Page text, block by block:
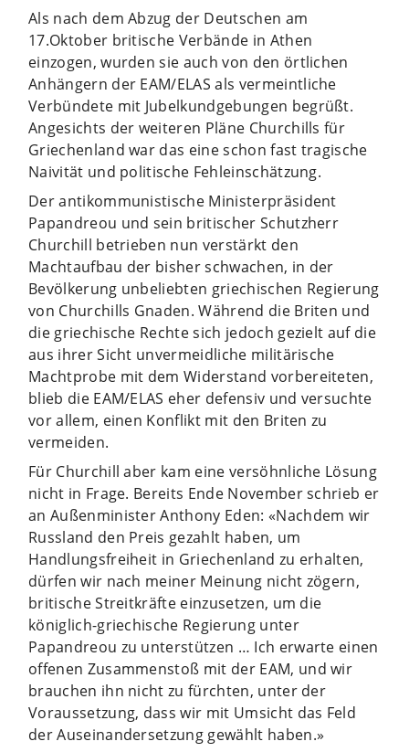
Als nach dem Abzug der Deutschen am
17.Oktober britische Verbände in Athen
einzogen, wurden sie auch von den örtlichen
Anhängern der EAM/ELAS als vermeintliche
Verbündete mit Jubelkundgebungen begrüßt.
Angesichts der weiteren Pläne Churchills für
Griechenland war das eine schon fast tragische
Naivität und politische Fehleinschätzung.
Der antikommunistische Ministerpräsident
Papandreou und sein britischer Schutzherr
Churchill betrieben nun verstärkt den
Machtaufbau der bisher schwachen, in der
Bevölkerung unbeliebten griechischen Regierung
von Churchills Gnaden. Während die Briten und
die griechische Rechte sich jedoch gezielt auf die
aus ihrer Sicht unvermeidliche militärische
Machtprobe mit dem Widerstand vorbereiteten,
blieb die EAM/ELAS eher defensiv und versuchte
vor allem, einen Konflikt mit den Briten zu
vermeiden.
Für Churchill aber kam eine versöhnliche Lösung
nicht in Frage. Bereits Ende November schrieb er
an Außenminister Anthony Eden: «Nachdem wir
Russland den Preis gezahlt haben, um
Handlungsfreiheit in Griechenland zu erhalten,
dürfen wir nach meiner Meinung nicht zögern,
britische Streitkräfte einzusetzen, um die
königlich-griechische Regierung unter
Papandreou zu unterstützen … Ich erwarte einen
offenen Zusammenstoß mit der EAM, und wir
brauchen ihn nicht zu fürchten, unter der
Voraussetzung, dass wir mit Umsicht das Feld
der Auseinandersetzung gewählt haben.»